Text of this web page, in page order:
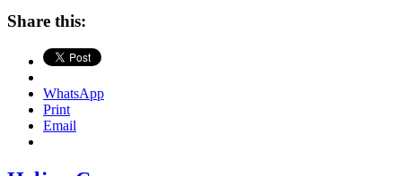
Share this:
WhatsApp
Print
Email